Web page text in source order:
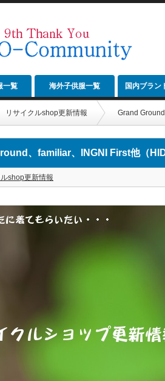
一覧 海外子供服一覧 国内ブラン
リサイクルshop更新情報 Grand
、familiar、INGNI First他（
shop更新情報